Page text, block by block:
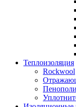
Теплоизоляция
Rockwool